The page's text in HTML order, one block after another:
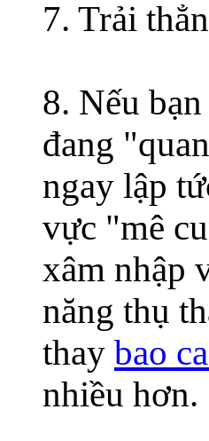
7. Trải
8. Nếu
đang
ngay lập
vực "mê
xâm nhập
năng thụ
thay bao
nhiều hơn.